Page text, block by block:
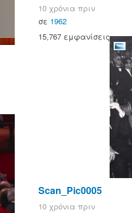
10 χρόνια πριν
σε 1962
15,767 εμφανίσεις
Scan_Pic0005
10 χρόνια πριν